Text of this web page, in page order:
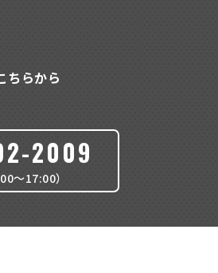
ます。個人番号およ
るための番号の利用
す。
・その他法令等に照ら
ます。
させていただきます。
ちらから
2009
〜17:00）